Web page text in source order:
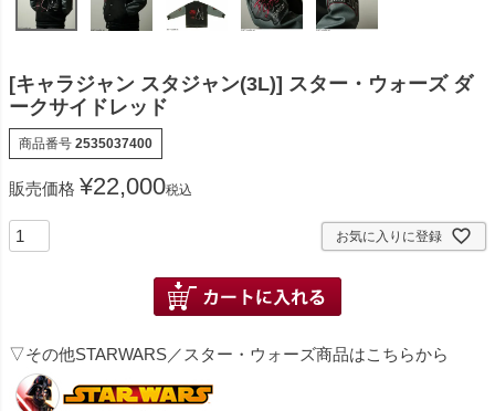
[キャラジャン スタジャン(3L)] スター・ウォーズ ダ
ークサイドレッド
商品番号 2535037400
販売価格 ¥22,000税込
お気に入りに登録
▽その他STARWARS／スター・ウォーズ商品はこちらから